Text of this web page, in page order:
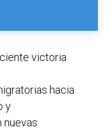
victoria
hacia
y
nuevas